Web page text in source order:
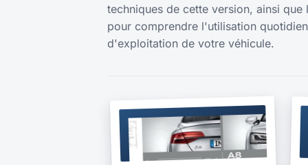
techniques de cette version, ainsi
pour comprendre l'utilisation
d'exploitation de votre véhicule.
BROCHURE
2015